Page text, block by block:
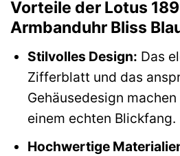
Vorteile der Lotus
Armbanduhr Bliss
Stilvolles Design: Das
Zifferblatt und das
Gehäusedesign
einem echten Blickfang.
Hochwertige